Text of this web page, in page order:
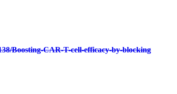
Boosting-CAR-T-cell-efficacy-by-blocking